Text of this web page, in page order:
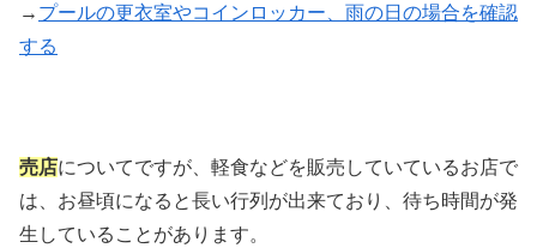
→ プールの更衣室やコインロッカー、雨の日の場合を確認
する
売店についてですが、軽食などを販売していているお店で
は、お昼頃になると長い行列が出来ており、待ち時間が発
生していることがあります。